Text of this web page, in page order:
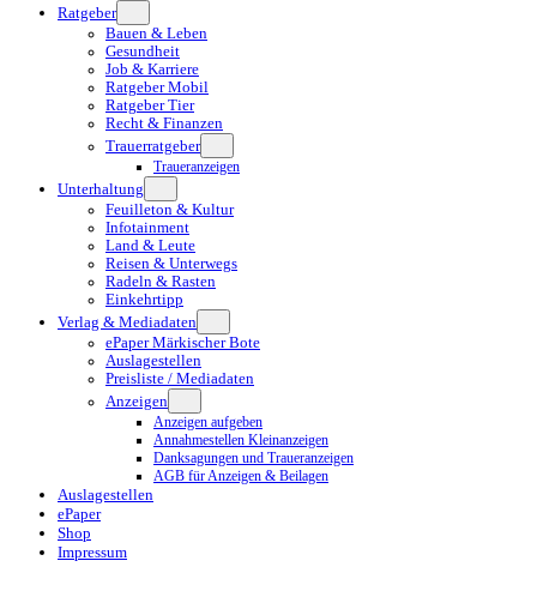
Ratgeber
Bauen & Leben
Gesundheit
Job & Karriere
Ratgeber Mobil
Ratgeber Tier
Recht & Finanzen
Trauerratgeber
Traueranzeigen
Unterhaltung
Feuilleton & Kultur
Infotainment
Land & Leute
Reisen & Unterwegs
Radeln & Rasten
Einkehrtipp
Verlag & Mediadaten
ePaper Märkischer Bote
Auslagestellen
Preisliste / Mediadaten
Anzeigen
Anzeigen aufgeben
Annahmestellen Kleinanzeigen
Danksagungen und Traueranzeigen
AGB für Anzeigen & Beilagen
Auslagestellen
ePaper
Shop
Impressum